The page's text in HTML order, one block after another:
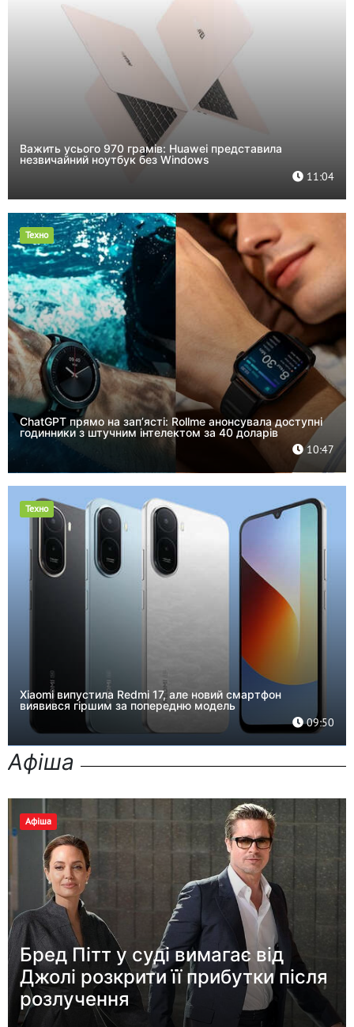
Важить усього 970 грамів: Huawei представила
незвичайний ноутбук без Windows
11:04
Техно
ChatGPT прямо на зап’ясті: Rollme анонсувала доступні
годинники з штучним інтелектом за 40 доларів
10:47
Техно
Xiaomi випустила Redmi 17, але новий смартфон
виявився гіршим за попередню модель
09:50
Афіша
Афіша
Бред Пітт у суді вимагає від
Джолі розкрити її прибутки після
розлучення